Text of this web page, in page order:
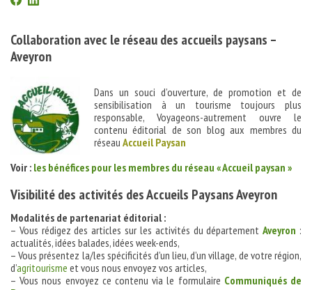
Thèmes
OK
Collaboration avec le réseau des accueils paysans –
Aveyron
Dans un souci d’ouverture, de promotion et de
sensibilisation à un tourisme toujours plus
responsable, Voyageons-autrement ouvre le
contenu éditorial de son blog aux membres du
réseau Accueil Paysan
Voir : les bénéfices pour les membres du réseau « Accueil paysan »
Visibilité des activités des Accueils Paysans Aveyron
Modalités de partenariat éditorial :
– Vous rédigez des articles sur les activités du départementAveyron :
actualités, idées balades, idées week-ends,
– Vous présentez la/les spécificités d’un lieu, d’un village, de votre région,
d’agritourisme et vous nous envoyez vos articles,
– Vous nous envoyez ce contenu via le formulaire Communiqués de